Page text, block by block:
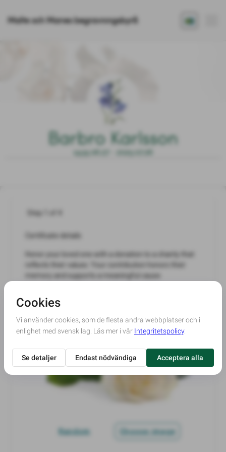
Malte och Maries begravningsbyrå
Barbro Karlsson
1935.06.27 - 2025.07.26